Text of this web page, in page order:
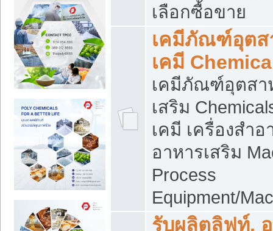
เลือกซื้อขาย
เคมีภัณฑ์อุตส
เคมี
เคมีภัณฑ์อุตสา
เสริม
เคมี เครื่องสำ
อาหารเสริม
Process
Equipment/
รับผลิตลิฟท์,